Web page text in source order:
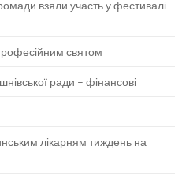
взяли участь у фестивалі
святом
ради – фінансові
лікарням тиждень на